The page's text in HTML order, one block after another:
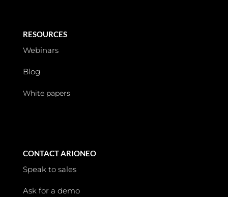
RESOURCES
Webinars
Blog
White papers
CONTACT ARIONEO
Speak to sales
Ask for a demo